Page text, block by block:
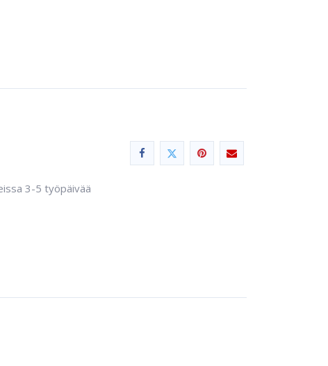
3-5 työpäivää